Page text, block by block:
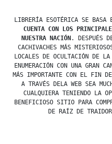
LIBRERÍA ESOTÉRICA SE BASA
CUENTA CON LOS
NUESTRA NACIÓN . DESPUÉS
CACHIVACHES MÁS
LOCALES DE OCULTACIÓN DE LA
ENUMERACIÓN CON UNA GRAN
MÁS IMPORTANTE CON EL FIN
A TRAVÉS DELA WEB SEA
CUALQUIERA TENIENDO LA
BENEFICIOSO SITIO PARA
DE RAÍZ DE